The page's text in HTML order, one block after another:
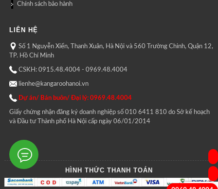
Chính sách bảo hành
LIÊN HỆ
Số 1 Nguyễn Xiển, Thanh Xuân, Hà Nội và 560 Trường Chinh, Quận 12,
TP. Hồ Chí Minh
CSKH: 0915.48.4004 - 0969.48.4004
lienhe@kangaroohanoi.vn
Dự án/ Bán buôn/ Đại lý: 0969.48.4004
Giấy chứng nhận đăng ký doanh nghiệp số 010 6411 810 do Sở kế hoạch
và Đầu tư Thành phố Hà Nội cấp ngày 06/01/2014
HÌNH THỨC THANH TOÁN